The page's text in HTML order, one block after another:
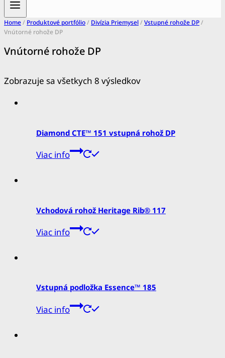
Home/ Produktové portfólio/ Divízia Priemysel/ Vstupné rohože DP/
Vnútorné rohože DP
Vnútorné rohože DP
Zobrazuje sa všetkych 8 výsledkov
Diamond CTE™ 151 vstupná rohož DP
Viac info
Vchodová rohož Heritage Rib® 117
Viac info
Vstupná podložka Essence™ 185
Viac info